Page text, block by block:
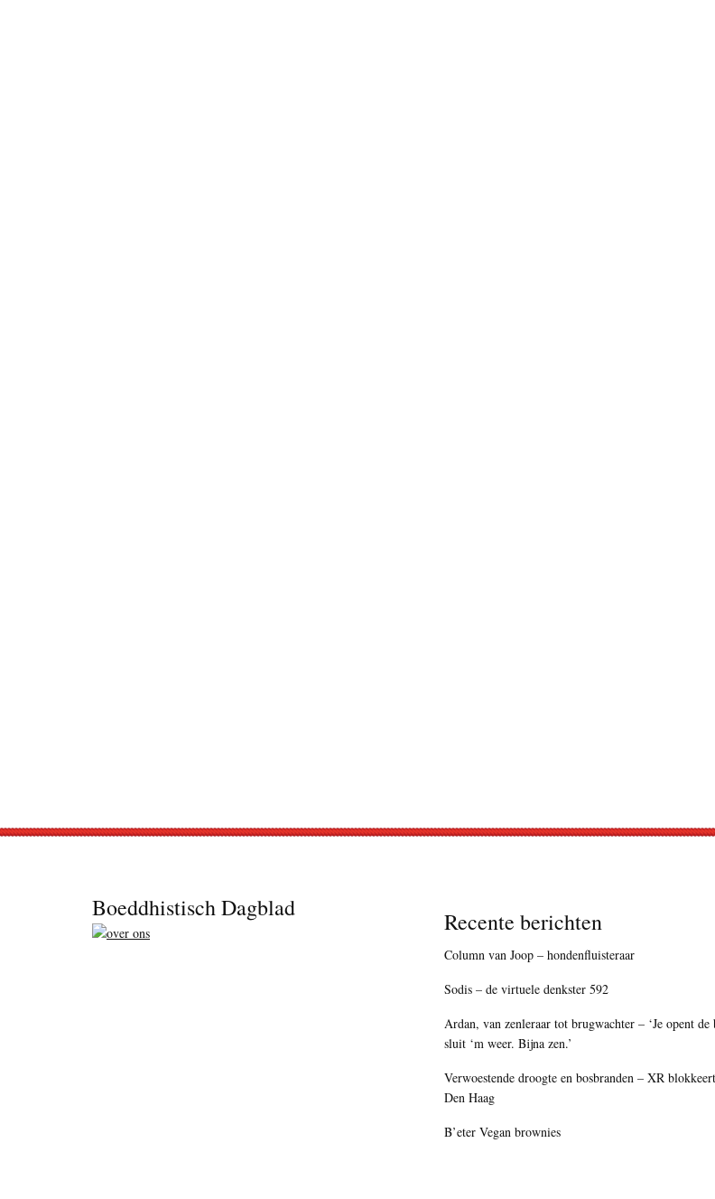
Boeddhistisch Dagblad Recente berichten
Column van Joop – hondenfluisteraar
Sodis – de virtuele denkster 592
Ardan, van zenleraar tot brugwachter – ‘Je opent de
sluit ‘m weer. Bijna zen.’
Verwoestende droogte en bosbranden – XR
Den Haag
B’eter Vegan brownies